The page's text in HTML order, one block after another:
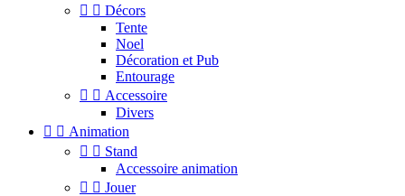
  Décors
Tente
Noel
Décoration et Pub
Entourage
  Accessoire
Divers
  Animation
  Stand
Accessoire animation
  Jouer